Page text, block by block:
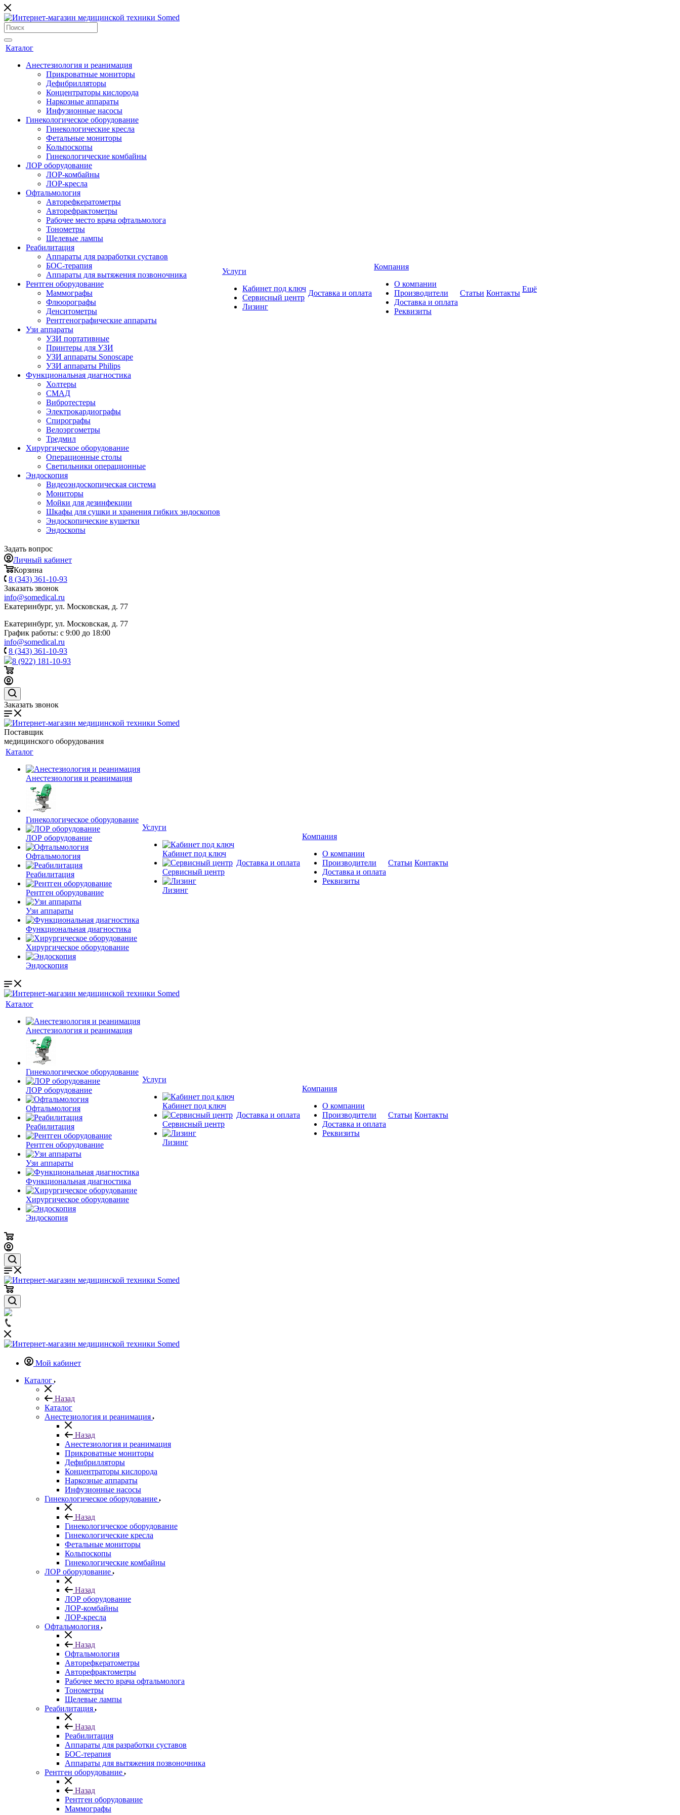
Каталог
Анестезиология и реанимация
Прикроватные мониторы
Дефибрилляторы
Концентраторы кислорода
Наркозные аппараты
Инфузионные насосы
Гинекологическое оборудование
Гинекологические кресла
Фетальные мониторы
Кольпоскопы
Гинекологические комбайны
ЛОР оборудование
ЛОР-комбайны
ЛОР-кресла
Офтальмология
Авторефкератометры
Авторефрактометры
Рабочее место врача офтальмолога
Тонометры
Щелевые лампы
Реабилитация
Аппараты для разработки суставов
БОС-терапия
Аппараты для вытяжения позвоночника
Рентген оборудование
Маммографы
Флюорографы
Денситометры
Рентгенографические аппараты
Узи аппараты
УЗИ портативные
Принтеры для УЗИ
УЗИ аппараты Sonoscape
УЗИ аппараты Philips
Функциональная диагностика
Холтеры
СМАД
Вибротестеры
Электрокардиографы
Спирографы
Велоэргометры
Тредмил
Хирургическое оборудование
Операционные столы
Светильники операционные
Эндоскопия
Видеоэндоскопическая система
Мониторы
Мойки для дезинфекции
Шкафы для сушки и хранения гибких эндоскопов
Эндоскопические кушетки
Эндоскопы
Услуги
Кабинет под ключ
Сервисный центр
Лизинг
Доставка и оплата
Компания
О компании
Производители
Доставка и оплата
Реквизиты
Статьи Контакты Ещё
Задать вопрос
Личный кабинет
Корзина
8 (343) 361-10-93
Заказать звонок
info@somedical.ru
Екатеринбург, ул. Московская, д. 77
Екатеринбург, ул. Московская, д. 77
График работы: с 9:00 до 18:00
info@somedical.ru
8 (343) 361-10-93
8 (922) 181-10-93
Заказать звонок
Поставщик
медицинского оборудования
Каталог
Анестезиология и реанимация
Гинекологическое оборудование
ЛОР оборудование
Офтальмология
Реабилитация
Рентген оборудование
Узи аппараты
Функциональная диагностика
Хирургическое оборудование
Эндоскопия
Услуги
Кабинет под ключ
Сервисный центр
Лизинг
Доставка и оплата
Компания
О компании
Производители
Доставка и оплата
Реквизиты
Статьи Контакты
Каталог
Анестезиология и реанимация
Гинекологическое оборудование
ЛОР оборудование
Офтальмология
Реабилитация
Рентген оборудование
Узи аппараты
Функциональная диагностика
Хирургическое оборудование
Эндоскопия
Услуги
Кабинет под ключ
Сервисный центр
Лизинг
Доставка и оплата
Компания
О компании
Производители
Доставка и оплата
Реквизиты
Статьи Контакты
Мой кабинет
Каталог
Назад
Каталог
Анестезиология и реанимация
Назад
Анестезиология и реанимация
Прикроватные мониторы
Дефибрилляторы
Концентраторы кислорода
Наркозные аппараты
Инфузионные насосы
Гинекологическое оборудование
Назад
Гинекологическое оборудование
Гинекологические кресла
Фетальные мониторы
Кольпоскопы
Гинекологические комбайны
ЛОР оборудование
Назад
ЛОР оборудование
ЛОР-комбайны
ЛОР-кресла
Офтальмология
Назад
Офтальмология
Авторефкератометры
Авторефрактометры
Рабочее место врача офтальмолога
Тонометры
Щелевые лампы
Реабилитация
Назад
Реабилитация
Аппараты для разработки суставов
БОС-терапия
Аппараты для вытяжения позвоночника
Рентген оборудование
Назад
Рентген оборудование
Маммографы